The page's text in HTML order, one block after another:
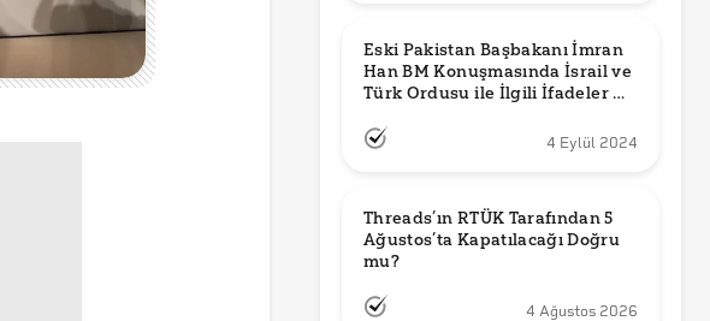
Eski Pakistan Başbakanı İmran
Han BM Konuşmasında İsrail ve
Türk Ordusu ile İlgili İfadeler mi
4 Eylül 2024
Threads’ın RTÜK Tarafından 5
Ağustos’ta Kapatılacağı Doğru
mu?
4 Ağustos 2026